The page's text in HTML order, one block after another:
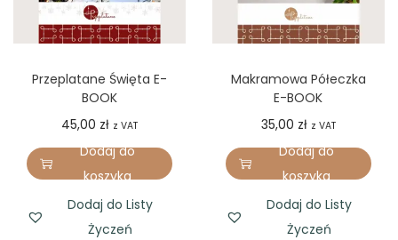
Przeplatane Święta E-
BOOK
45,00 zł z VAT
Dodaj do
koszyka
Dodaj do Listy
Życzeń
Makramowa Półeczka
E-BOOK
35,00 zł z VAT
Dodaj do
koszyka
Dodaj do Listy
Życzeń